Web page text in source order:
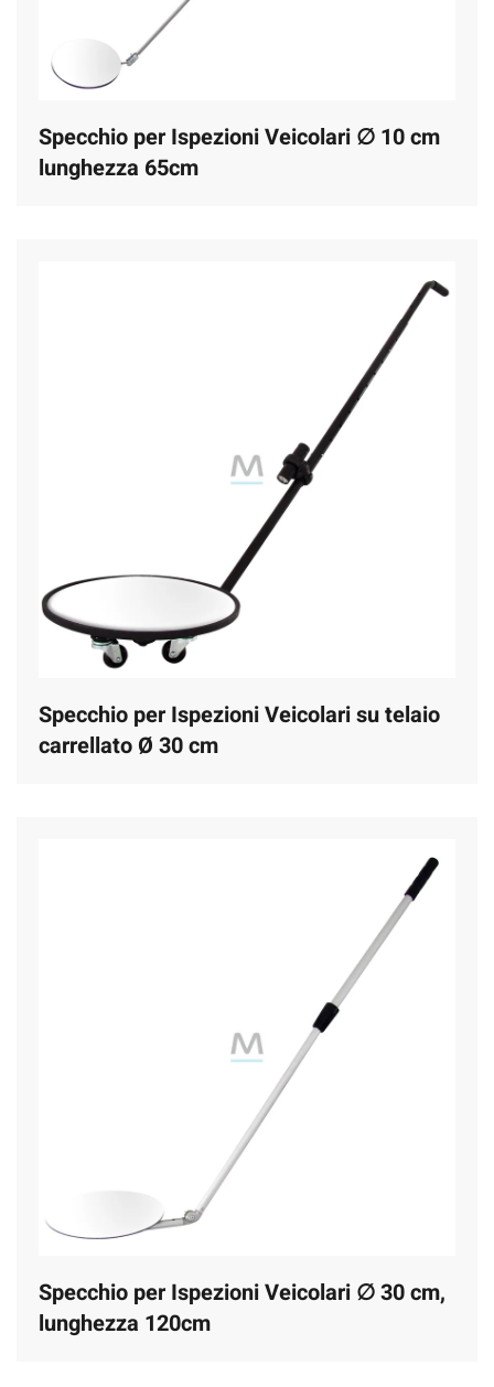
Specchio per Ispezioni Veicolari ∅ 10 cm
lunghezza 65cm
Specchio per Ispezioni Veicolari su telaio
carrellato Ø 30 cm
Specchio per Ispezioni Veicolari ∅ 30 cm,
lunghezza 120cm